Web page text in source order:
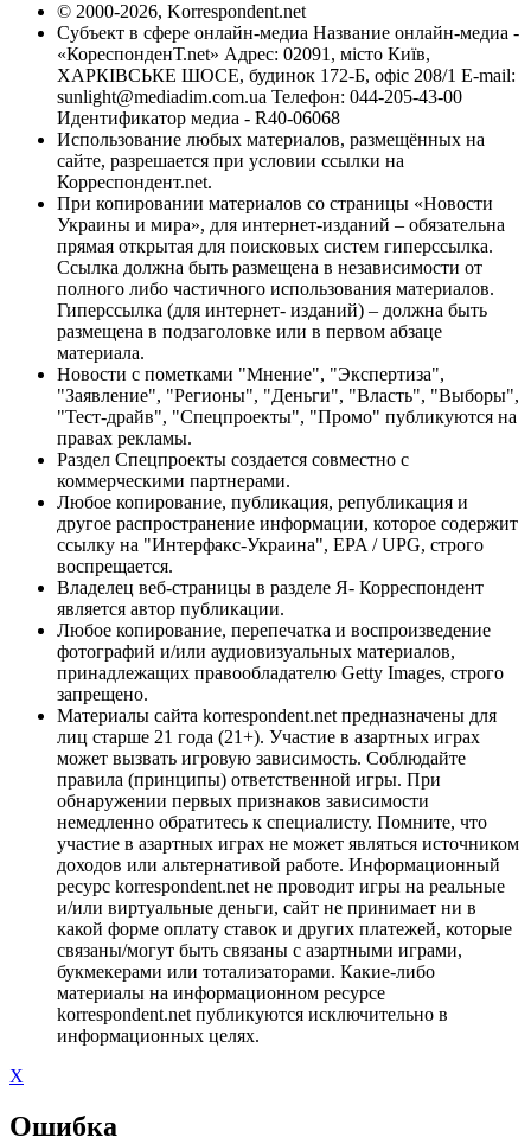
© 2000-2026, Korrespondent.net
Субъект в сфере онлайн-медиа Название онлайн-медиа -
«КореспонденТ.net» Адрес: 02091, місто Київ,
ХАРКІВСЬКЕ ШОСЕ, будинок 172-Б, офіс 208/1 E-mail:
sunlight@mediadim.com.ua Телефон: 044-205-43-00
Идентификатор медиа - R40-06068
Использование любых материалов, размещённых на
сайте, разрешается при условии ссылки на
Корреспондент.net.
При копировании материалов со страницы «Новости
Украины и мира», для интернет-изданий – обязательна
прямая открытая для поисковых систем гиперссылка.
Ссылка должна быть размещена в независимости от
полного либо частичного использования материалов.
Гиперссылка (для интернет- изданий) – должна быть
размещена в подзаголовке или в первом абзаце
материала.
Новости с пометками "Мнение", "Экспертиза",
"Заявление", "Регионы", "Деньги", "Власть", "Выборы",
"Тест-драйв", "Спецпроекты", "Промо" публикуются на
правах рекламы.
Раздел Спецпроекты создается совместно с
коммерческими партнерами.
Любое копирование, публикация, републикация и
другое распространение информации, которое содержит
ссылку на "Интерфакс-Украина", EPA / UPG, строго
воспрещается.
Владелец веб-страницы в разделе Я- Корреспондент
является автор публикации.
Любое копирование, перепечатка и воспроизведение
фотографий и/или аудиовизуальных материалов,
принадлежащих правообладателю Getty Images, строго
запрещено.
Материалы сайта korrespondent.net предназначены для
лиц старше 21 года (21+). Участие в азартных играх
может вызвать игровую зависимость. Соблюдайте
правила (принципы) ответственной игры. При
обнаружении первых признаков зависимости
немедленно обратитесь к специалисту. Помните, что
участие в азартных играх не может являться источником
доходов или альтернативой работе. Информационный
ресурс korrespondent.net не проводит игры на реальные
и/или виртуальные деньги, сайт не принимает ни в
какой форме оплату ставок и других платежей, которые
связаны/могут быть связаны с азартными играми,
букмекерами или тотализаторами. Какие-либо
материалы на информационном ресурсе
korrespondent.net публикуются исключительно в
информационных целях.
X
Ошибка